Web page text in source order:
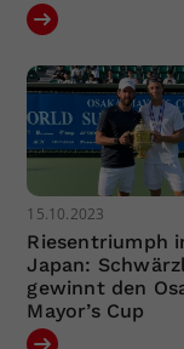
15.10.2023
Riesentriumph
Japan:
gewinnt den
Mayor’s Cup